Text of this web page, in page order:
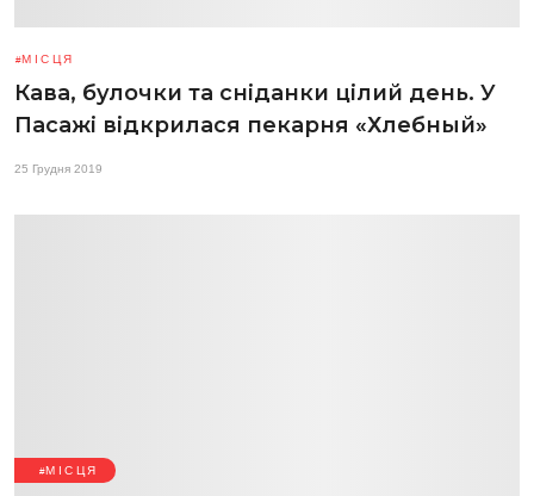
МІСЦЯ
Кава, булочки та сніданки цілий день. У
Пасажі відкрилася пекарня «Хлебный»
25 Грудня 2019
МІСЦЯ